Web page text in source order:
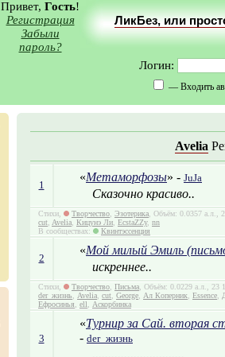
Привет, Гость!
Регистрация
Забыли
пароль?
ЛикБез, или
Логин:
— Входить
Avelia
1
«Метаморфозы» - JuJa
Сказочно красиво..
Стихи, Творчество Эзотерика , Объём: 0.0357 а.л.,
cut Avelia Кицунэ Ли EcstaZZy, nn
В сообществах:
Квинтэссенция
2
«Мой милый Эмиль
искреннее..
Стихи, Творчество Письма , Объём: 0.0229 а.л., 23
der_жизнь
Avelia cut George Ал Коперник Essence
Ефросинья
ell Аскорбинка
3
«Турнир за Сай. вторая
- der_жизнь
.............................